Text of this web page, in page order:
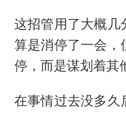
这招管用了大概几
算是消停了一会，
停，而是谋划着其
在事情过去没多久